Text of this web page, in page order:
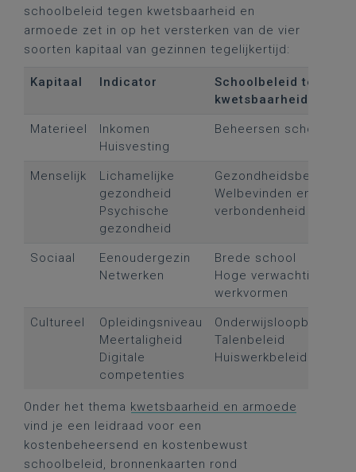
schoolbeleid tegen kwetsbaarheid en
armoede zet in op het versterken van de vier
soorten kapitaal van gezinnen tegelijkertijd:
Kapitaal Indicator
Schoolbeleid tegen
kwetsbaarheid en
Materieel
Inkomen
Huisvesting
Beheersen
Menselijk
Lichamelijke
gezondheid
Psychische
gezondheid
Gezondheidsbeleid
Welbevinden en
verbondenheid
Sociaal
Eenoudergezin
Netwerken
Brede school
Hoge verwachtingen
werkvormen
Cultureel
Opleidingsniveau
Meertaligheid
Digitale
competenties
Talenbeleid
Huiswerkbeleid
Onder het thema kwetsbaarheid en armoede
vind je een leidraad voor een
kostenbeheersend en kostenbewust
schoolbeleid, bronnenkaarten rond